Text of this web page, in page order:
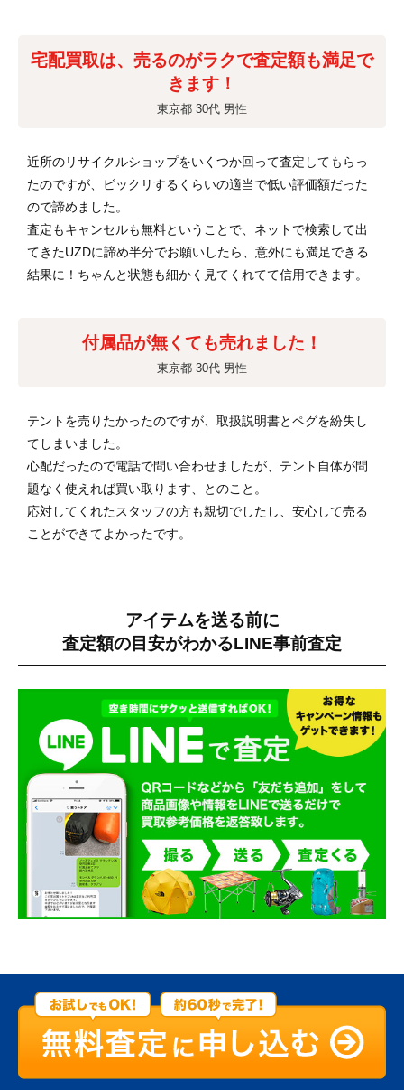
宅配買取は、売るのがラクで査定額も満足で
きます！
東京都 30代 男性
近所のリサイクルショップをいくつか回って査定してもらっ
たのですが、ビックリするくらいの適当で低い評価額だった
ので諦めました。
査定もキャンセルも無料ということで、ネットで検索して出
てきたUZDに諦め半分でお願いしたら、意外にも満足できる
結果に！ちゃんと状態も細かく見てくれてて信用できます。
付属品が無くても売れました！
東京都 30代 男性
テントを売りたかったのですが、取扱説明書とペグを紛失し
てしまいました。
心配だったので電話で問い合わせましたが、テント自体が問
題なく使えれば買い取ります、とのこと。
応対してくれたスタッフの方も親切でしたし、安心して売る
ことができてよかったです。
アイテムを送る前に
査定額の目安がわかるLINE事前査定